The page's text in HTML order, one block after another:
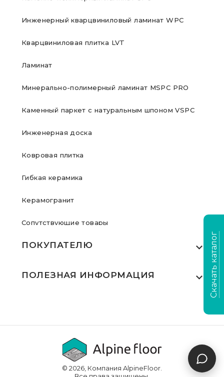
Инженерный кварцвиниловый ламинат WPC
Кварцвиниловая плитка LVT
Ламинат
Минерально-полимерный ламинат MSPC PRO
Каменный паркет с натуральным шпоном VSPC
Инженерная доска
Ковровая плитка
Гибкая керамика
Керамогранит
Сопутствующие товары
ПОКУПАТЕЛЮ
Где купить
Выполненные проекты
Доставка и оплата
ПОЛЕЗНАЯ ИНФОРМАЦИЯ
Видеообзоры
Для дилеров
Инструкции по укладке
© 2026, Компания AlpineFloor.
Скачать каталог